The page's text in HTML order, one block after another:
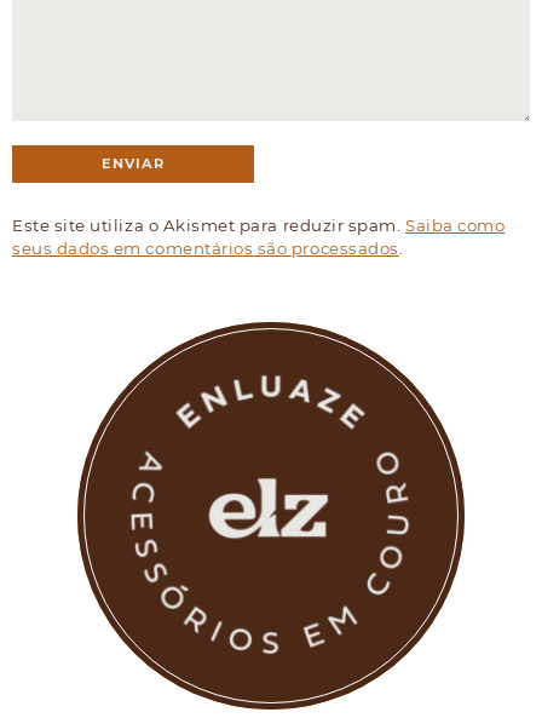
Este site utiliza o Akismet para reduzir spam.Saiba como
seus dados em comentários são processados.